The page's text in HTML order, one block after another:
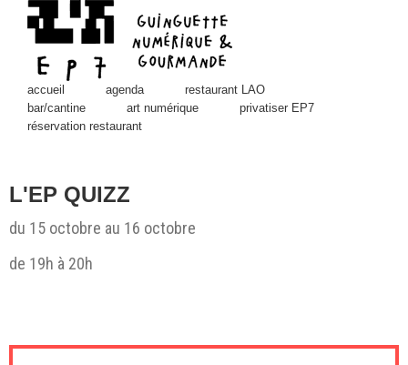
content
accueil agenda
restaurant LAO
bar/cantine
art numérique
privatiser EP7
réservation restaurant
L'EP QUIZZ
du 15 octobre au 16 octobre
de 19h à 20h
Image